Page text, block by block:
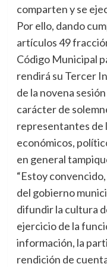
comparten y se
Por ello, dando
artículos 49
Código Municipal
rendirá su Tercer
de la novena
carácter de
representantes de
económicos,
en general
“Estoy
del gobierno
difundir la cultura
ejercicio de la
información, la
rendición de